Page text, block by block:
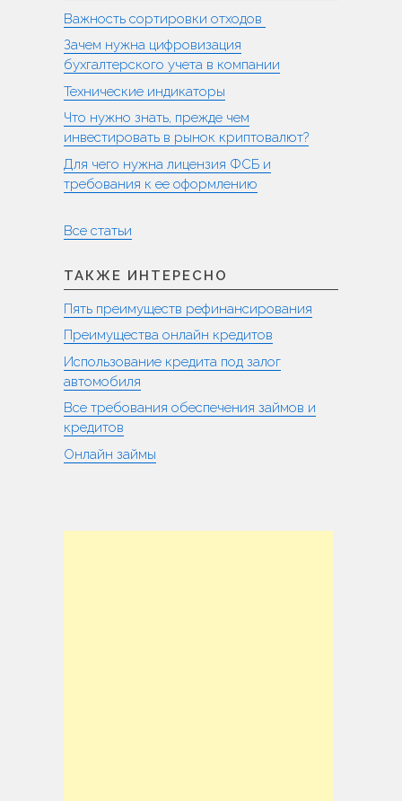
Важность сортировки отходов
Зачем нужна цифровизация
бухгалтерского учета в компании
Технические индикаторы
Что нужно знать, прежде чем
инвестировать в рынок криптовалют?
Для чего нужна лицензия ФСБ и
требования к ее оформлению
Все статьи
ТАКЖЕ ИНТЕРЕСНО
Пять преимуществ рефинансирования
Преимущества онлайн кредитов
Использование кредита под залог
автомобиля
Все требования обеспечения займов и
кредитов
Онлайн займы